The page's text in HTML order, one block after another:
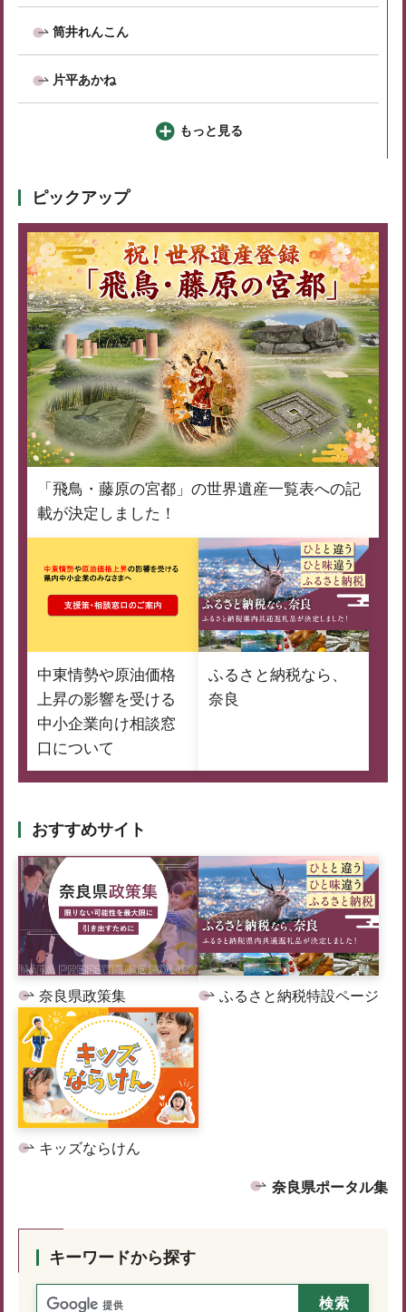
筒井れんこん
片平あかね
もっと見る
ピックアップ
「飛鳥・藤原の宮都」の世界遺産一覧表への記
載が決定しました！
中東情勢や原油価格
上昇の影響を受ける
中小企業向け相談窓
口について
ふるさと納税なら、
奈良
おすすめサイト
奈良県政策集 ふるさと納税特設ページ
キッズならけん
奈良県ポータル集
キーワードから探す